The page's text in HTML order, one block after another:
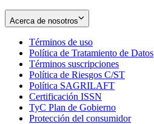
Acerca de nosotros
Términos de uso
in
new
window
Política de Tratamiento de Datos
Términos suscripciones
in
Política de Riesgos C/ST
Política SAGRILAFT
new
window
Certificación ISSN
in
new
TyC Plan de Gobierno
in
Protección del consumidorOpens